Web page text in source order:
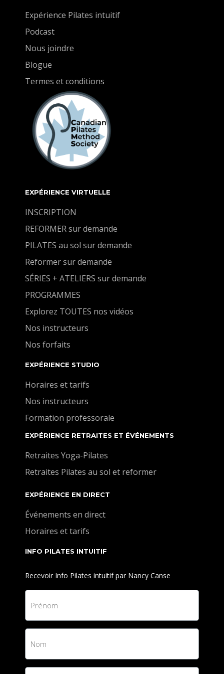
votre corps que pour avoir un ventre plat ça
demande de la patience et travailler lentement et
précisément. Le secret des abdominaux fort!
Expérience Pilates intuitif
Podcast
Nous joindre
Blogue
Termes et conditions
EXPÉRIENCE VIRTUELLE
INSCRIPTION
REFORMER sur demande
PILATES au sol sur demande
Reformer sur demande
SÉRIES + ATELIERS sur demande
PROGRAMMES
Explorez TOUTES nos vidéos
Nos instructeurs
Nos forfaits
EXPÉRIENCE STUDIO
Horaires et tarifs
Nos instructeurs
Formation professorale
EXPÉRIENCE RETRAITES ET ÉVÉNEMENTS
Retraites Yoga-Pilates
Retraites Pilates au sol et reformer
EXPÉRIENCE EN DIRECT
Événements en direct
Horaires et tarifs
INFO PILATES INTUITIF
Recevoir Info Pilates intuitif par Nancy Canse